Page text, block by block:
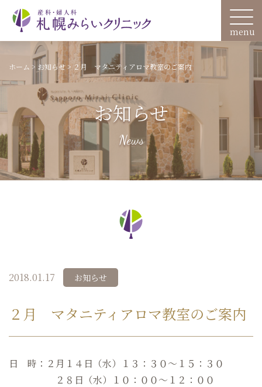
ホーム > お知らせ> ２月 マタニティアロマ教室のご案内
お知らせ
2018.01.17 お知らせ
２月 マタニティアロマ教室のご案内
日 時：２月１４日（水）１３：３０～１５：３０
２８日（水）１０：００～１２：００